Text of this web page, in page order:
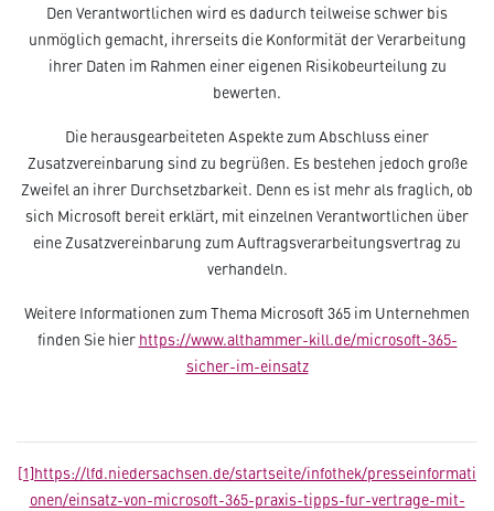
Den Verantwortlichen wird es dadurch teilweise schwer bis
unmöglich gemacht, ihrerseits die Konformität der Verarbeitung
ihrer Daten im Rahmen einer eigenen Risikobeurteilung zu
bewerten.
Die herausgearbeiteten Aspekte zum Abschluss einer
Zusatzvereinbarung sind zu begrüßen. Es bestehen jedoch große
Zweifel an ihrer Durchsetzbarkeit. Denn es ist mehr als fraglich, ob
sich Microsoft bereit erklärt, mit einzelnen Verantwortlichen über
eine Zusatzvereinbarung zum Auftragsverarbeitungsvertrag zu
verhandeln.
Weitere Informationen zum Thema Microsoft 365 im Unternehmen
finden Sie hier https://www.althammer-kill.de/microsoft-365-
sicher-im-einsatz
[1]https://lfd.niedersachsen.de/startseite/infothek/presseinformati
onen/einsatz-von-microsoft-365-praxis-tipps-fur-vertrage-mit-